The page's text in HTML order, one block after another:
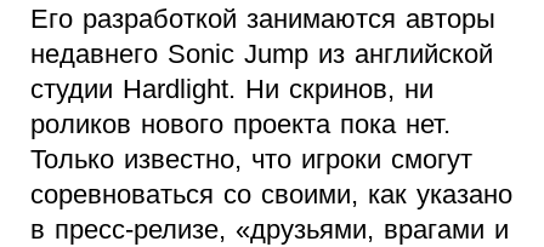
Его разработкой занимаются авторы
недавнего Sonic Jump из английской
студии Hardlight. Ни скринов, ни
роликов нового проекта пока нет.
Только известно, что игроки смогут
соревноваться со своими, как указано
в пресс-релизе, «друзьями, врагами и